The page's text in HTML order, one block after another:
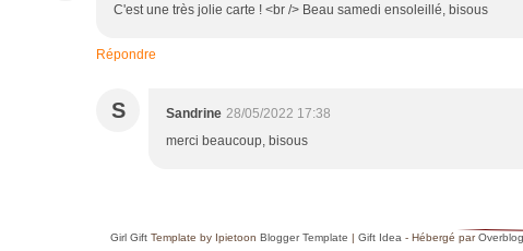
C'est une très jolie carte ! <br /> Beau samedi ensoleillé, bisous
Répondre
S Sandrine 28/05/2022 17:38
merci beaucoup, bisous
Girl GiftTemplate by Ipietoon Blogger Template | Gift Idea - Hébergé parOverblog